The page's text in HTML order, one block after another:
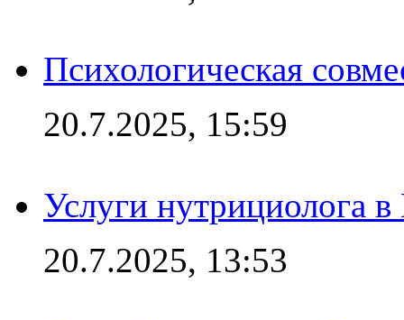
Психологическая
20.7.2025, 15:59
Услуги нутрициолога
20.7.2025, 13:53